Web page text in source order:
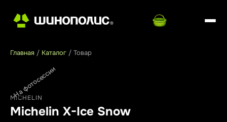
Главная / Каталог / Товар
На фотосессии
MICHELIN
Michelin X-Ice Snow